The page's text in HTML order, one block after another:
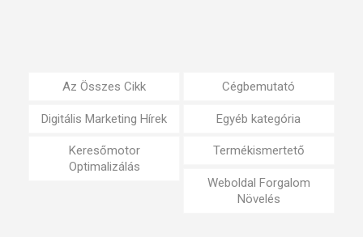
Az Összes Cikk Cégbemutató
Digitális Marketing Hírek Egyéb kategória
Keresőmotor
Optimalizálás
Termékismertető
Weboldal Forgalom
Növelés